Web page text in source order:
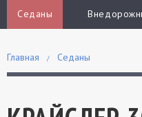
Седаны
Главная Седаны